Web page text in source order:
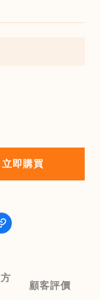
立即購買
顧客評價